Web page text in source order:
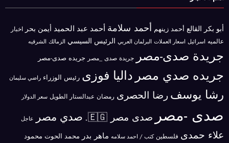
أبو بكر القالع أحمد زينهم أحمد سلامة أحمد عبد الحميد أيمن بحر اخبار
عالميه اسرائيل اسعار العملات البرلمان العربي الرئيس السيسي الزمالك الشرقيه
جريدة صدى-مصر جريدة صدى _مصر جريده صدى-مصر
جريده صدي مصر داليا فوزى رئيس الوزراء راضي سليمان
رشا يوسف رضا الحصرى رمضان عبدالستار الطويل سعر الدولار
صدى -مصر صدى مصر 🇪🇬. صدي مصر عاجل
علاء حمدى فلسطين كتب / احمد سلامه ماهر بدر محمد الحوت محمود